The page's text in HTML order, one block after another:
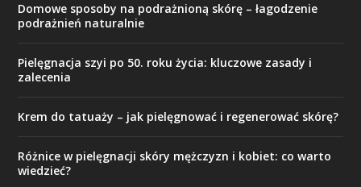
Domowe sposoby na podrażnioną skórę – łagodzenie
podrażnień naturalnie
Pielęgnacja szyi po 50. roku życia: kluczowe zasady i
zalecenia
Krem do tatuaży – jak pielęgnować i regenerować skórę?
Różnice w pielęgnacji skóry mężczyzn i kobiet: co warto
wiedzieć?